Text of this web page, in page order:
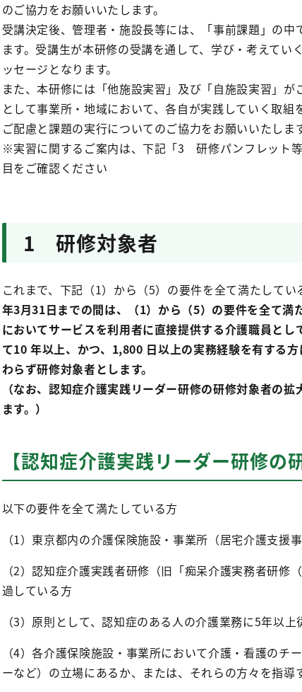
のご協力をお願いいたします。
受講決定後、管理者・施設長等には、「事前課題」の
ます。受講生が本研修の受講を通して、学び・考えて
ッセージとなります。
また、本研修には「他施設実習」及び「自施設実習」
として事業所・地域において、各自が実践していく取
ご配慮と課題の実行についてのご協力をお願いいたします
※実習に関するご案内は、下記「3 研修パンフレット
目をご確認ください
1 研修対象者
これまで、下記（1）から（5）の要件を全て満たして
年3月31日までの間は、（1）から（5）の要件を全て満
においてサービスを利用者に直接提供する介護職員と
て10 年以上、かつ、1,800 日以上の実務経験を有する
わらず研修対象者とします。
（なお、認知症介護実践リーダー研修の研修対象者の
ます。）
【認知症介護実践リーダー研修の
以下の要件を全て満たしている方
（1）東京都内の介護保険施設・事業所（居宅介護支援
（2）認知症介護実践者研修（旧「痴呆介護実務者研
過している方
（3）原則として、認知症のある人の介護業務に5年以
（4）各介護保険施設・事業所において介護・看護の
ーなど）の立場にあるか、または、それらの方々を指導